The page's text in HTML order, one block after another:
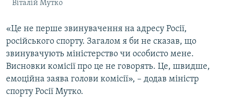
Віталій Мутко
«Це не перше звинувачення на адресу Росії,
російського спорту. Загалом я би не сказав, що
звинувачують міністерство чи особисто мене.
Висновки комісії про це не говорять. Це, швидше,
емоційна заява голови комісії», – додав міністр
спорту Росії Мутко.